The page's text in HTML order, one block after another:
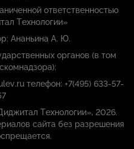
ответственностью
Технологии»
Ананьина А. Ю.
органов (в том
телефон: +7(495) 633-57-
Технологии», 2026.
сайта без разрешения